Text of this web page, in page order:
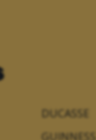
DUCASSE
GUINNESS